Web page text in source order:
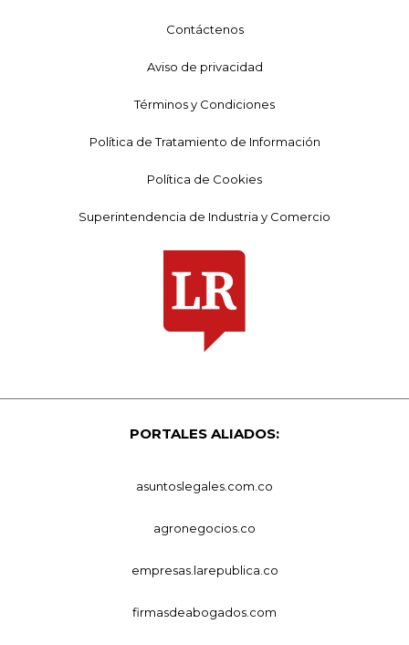
Contáctenos
Aviso de privacidad
Términos y Condiciones
Política de Tratamiento de Información
Política de Cookies
Superintendencia de Industria y Comercio
PORTALES ALIADOS:
asuntoslegales.com.co
agronegocios.co
empresas.larepublica.co
firmasdeabogados.com